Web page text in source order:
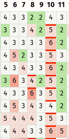
5 6 7 8 9 10 11
4 3 3 2 2 4
3
3 3 3 4 2 5
2
4 3 3 3 3 6
2
4 5 2 3 3 5
3
4 3 4 3 3 6
2
3 6 3 4 2 5
2
4 3 3 6 3 5
2
4 5 3 4 3 4
2
5 4 4 4 3 5
3
4 4 4 3 3 6
5